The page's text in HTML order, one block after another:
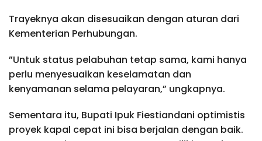
Trayeknya akan disesuaikan dengan aturan dari
Kementerian Perhubungan.
”Untuk status pelabuhan tetap sama, kami hanya
perlu menyesuaikan keselamatan dan
kenyamanan selama pelayaran,” ungkapnya.
Sementara itu, Bupati Ipuk Fiestiandani optimistis
proyek kapal cepat ini bisa berjalan dengan baik.